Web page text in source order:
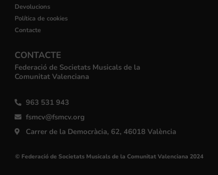
Devolucions
Política de cookies
Contacte
CONTACTE
Federació de Societats Musicals de la
Comunitat Valenciana
963 531 943
fsmcv@fsmcv.org
Carrer de la Democràcia, 62, 46018 València
© Federació de Societats Musicals de la Comunitat Valenciana 2024